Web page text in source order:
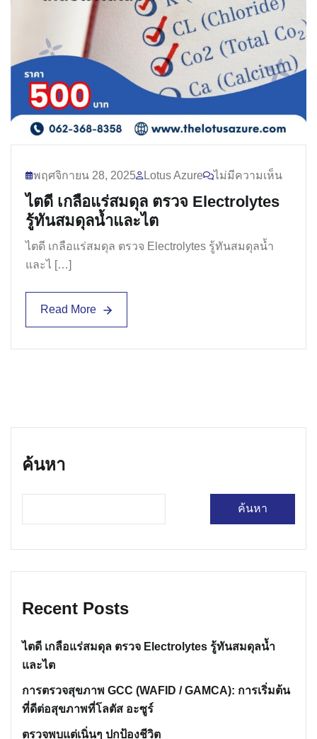
พฤศจิกายน 28, 2025 Lotus Azure ไม่มีความเห็น
ไตดี เกลือแร่สมดุล ตรวจ Electrolytes
รู้ทันสมดุลน้ำและไต
ไตดี เกลือแร่สมดุล ตรวจ Electrolytes รู้ทันสมดุลน้ำ
และไ […]
Read More
Read More
ค้นหา
ค้นหา
Recent Posts
ไตดี เกลือแร่สมดุล ตรวจ Electrolytes รู้ทันสมดุลน้ำ
และไต
การตรวจสุขภาพ GCC (WAFID / GAMCA): การเริ่มต้น
ที่ดีต่อสุขภาพที่โลตัส อะซูร์
ตรวจพบแต่เนิ่นๆ ปกป้องชีวิต